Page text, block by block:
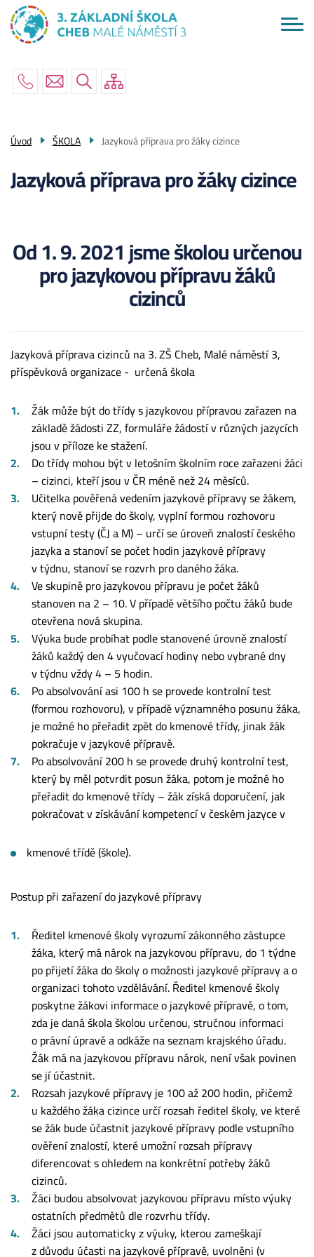
Přejít
hlavnímu
Menu
navigace
ŠKOLA
AKTUÁLNĚ
RODIČE
PO ŠKOLE
Úvod ŠKOLA Jazyková příprava pro žáky cizince
Jazyková příprava pro žáky cizince
Od 1. 9. 2021 jsme školou určenou
pro jazykovou přípravu žáků
cizinců
Jazyková příprava cizinců na 3. ZŠ Cheb, Malé náměstí 3,
příspěvková organizace - určená škola
Žák může být do třídy s jazykovou přípravou zařazen na
základě žádosti ZZ, formuláře žádostí v různých jazycích
jsou v příloze ke stažení.
Do třídy mohou být v letošním školním roce zařazeni žáci
– cizinci, kteří jsou v ČR méně než 24 měsíců.
Učitelka pověřená vedením jazykové přípravy se žákem,
který nově přijde do školy, vyplní formou rozhovoru
vstupní testy (ČJ a M) – určí se úroveň znalostí českého
jazyka a stanoví se počet hodin jazykové přípravy
v týdnu, stanoví se rozvrh pro daného žáka.
Ve skupině pro jazykovou přípravu je počet žáků
stanoven na 2 – 10. V případě většího počtu žáků bude
otevřena nová skupina.
Výuka bude probíhat podle stanovené úrovně znalostí
žáků každý den 4 vyučovací hodiny nebo vybrané dny
v týdnu vždy 4 – 5 hodin.
Po absolvování asi 100 h se provede kontrolní test
(formou rozhovoru), v případě významného posunu žáka,
je možné ho přeřadit zpět do kmenové třídy, jinak žák
pokračuje v jazykové přípravě.
Po absolvování 200 h se provede druhý kontrolní test,
který by měl potvrdit posun žáka, potom je možné ho
přeřadit do kmenové třídy – žák získá doporučení, jak
pokračovat v získávání kompetencí v českém jazyce v
kmenové třídě (škole).
Postup při zařazení do jazykové přípravy
Ředitel kmenové školy vyrozumí zákonného zástupce
žáka, který má nárok na jazykovou přípravu, do 1 týdne
po přijetí žáka do školy o možnosti jazykové přípravy a o
organizaci tohoto vzdělávání. Ředitel kmenové školy
poskytne žákovi informace o jazykové přípravě, o tom,
zda je daná škola školou určenou, stručnou informaci
o právní úpravě a odkáže na seznam krajského úřadu.
Žák má na jazykovou přípravu nárok, není však povinen
se jí účastnit.
Rozsah jazykové přípravy je 100 až 200 hodin, přičemž
u každého žáka cizince určí rozsah ředitel školy, ve které
se žák bude účastnit jazykové přípravy podle vstupního
ověření znalostí, které umožní rozsah přípravy
diferencovat s ohledem na konkrétní potřeby žáků
cizinců.
Žáci budou absolvovat jazykovou přípravu místo výuky
ostatních předmětů dle rozvrhu třídy.
Žáci jsou automaticky z výuky, kterou zameškají
z důvodu účasti na jazykové přípravě, uvolněni (v